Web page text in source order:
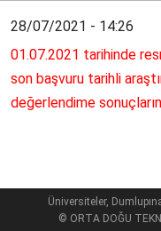
28/07/2021 - 14:26
01.07.2021 tarihinde
son başvuru tarihli
değerlendime
Üniversiteler,
© ORTA DOĞU